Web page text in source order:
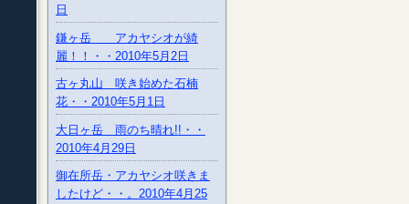
日
鎌ヶ岳 アカヤシオが綺
麗！！・・2010年5月2日
古ヶ丸山 咲き始めた石楠
花・・2010年5月1日
大日ヶ岳 雨のち晴れ!!・・
2010年4月29日
御在所岳・アカヤシオ咲きま
したけど・・。2010年4月25